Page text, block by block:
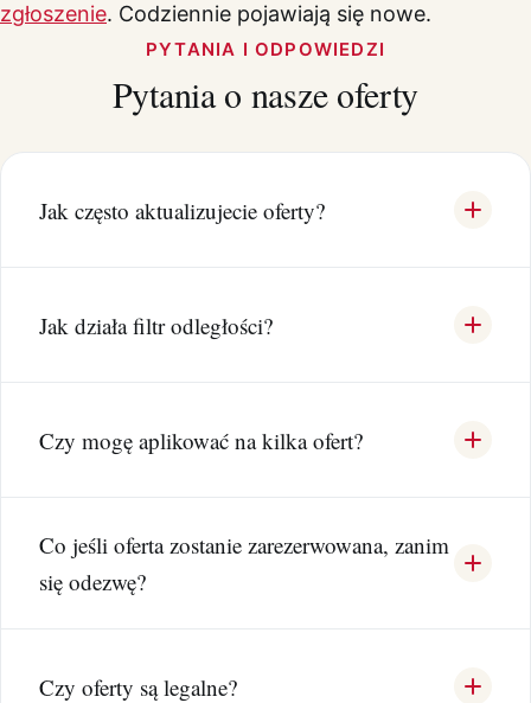
zgłoszenie. Codziennie pojawiają się nowe.
PYTANIA I ODPOWIEDZI
Pytania o nasze oferty
Jak często aktualizujecie oferty?
Jak działa filtr odległości?
Czy mogę aplikować na kilka ofert?
Co jeśli oferta zostanie zarezerwowana, zanim
się odezwę?
Czy oferty są legalne?